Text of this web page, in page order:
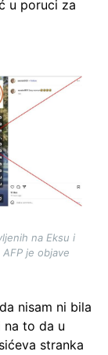
u poruci za
na Eksu i
je objave
nisam ni bila
na to da u
stranka